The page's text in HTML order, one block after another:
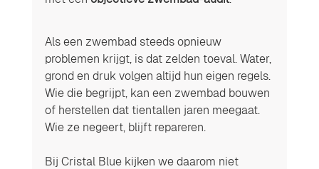
Als een zwembad steeds opnieuw
problemen krijgt, is dat zelden toeval. Water,
grond en druk volgen altijd hun eigen regels.
Wie die begrijpt, kan een zwembad bouwen
of herstellen dat tientallen jaren meegaat.
Wie ze negeert, blijft repareren.
Bij Cristal Blue kijken we daarom niet